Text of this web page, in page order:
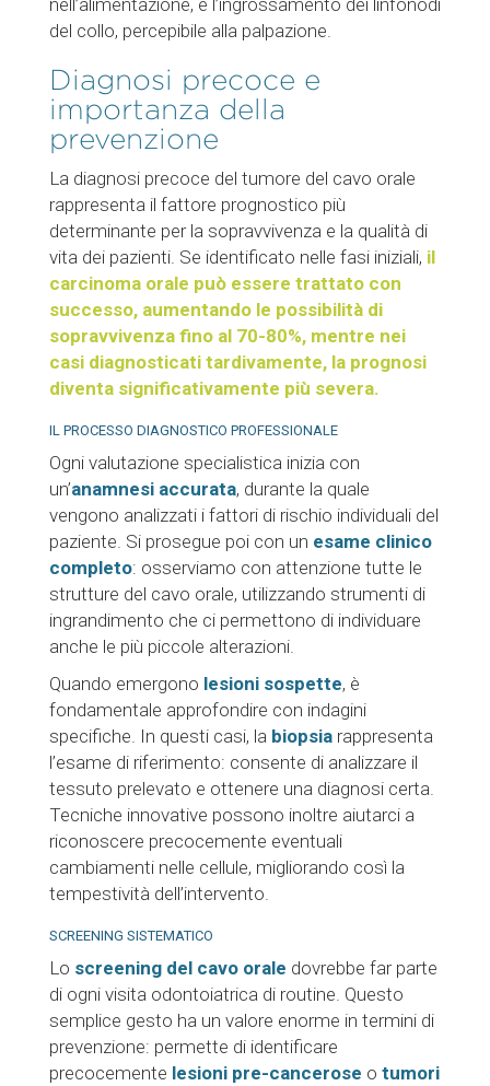
nell’alimentazione, e l’ingrossamento dei linfonodi
del collo, percepibile alla palpazione.
Diagnosi precoce e
importanza della
prevenzione
La diagnosi precoce del tumore del cavo orale
rappresenta il fattore prognostico più
determinante per la sopravvivenza e la qualità di
vita dei pazienti. Se identificato nelle fasi iniziali, il
carcinoma orale può essere trattato con
successo, aumentando le possibilità di
sopravvivenza fino al 70-80%, mentre nei
casi diagnosticati tardivamente, la prognosi
diventa significativamente più severa.
IL PROCESSO DIAGNOSTICO PROFESSIONALE
Ogni valutazione specialistica inizia con
un’anamnesi accurata, durante la quale
vengono analizzati i fattori di rischio individuali del
paziente. Si prosegue poi con un esame clinico
completo: osserviamo con attenzione tutte le
strutture del cavo orale, utilizzando strumenti di
ingrandimento che ci permettono di individuare
anche le più piccole alterazioni.
Quando emergono lesioni sospette, è
fondamentale approfondire con indagini
specifiche. In questi casi, la biopsia rappresenta
l’esame di riferimento: consente di analizzare il
tessuto prelevato e ottenere una diagnosi certa.
Tecniche innovative possono inoltre aiutarci a
riconoscere precocemente eventuali
cambiamenti nelle cellule, migliorando così la
tempestività dell’intervento.
SCREENING SISTEMATICO
Lo screening del cavo orale dovrebbe far parte
di ogni visita odontoiatrica di routine. Questo
semplice gesto ha un valore enorme in termini di
prevenzione: permette di identificare
precocemente lesioni pre-cancerose o tumori